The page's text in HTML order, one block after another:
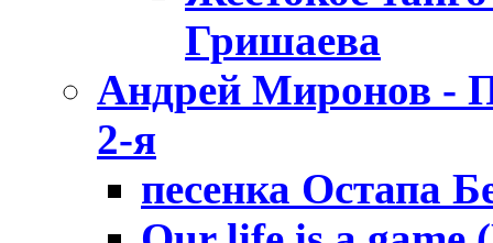
Гришаева
Андрей Миронов -
2-я
песенка Остапа